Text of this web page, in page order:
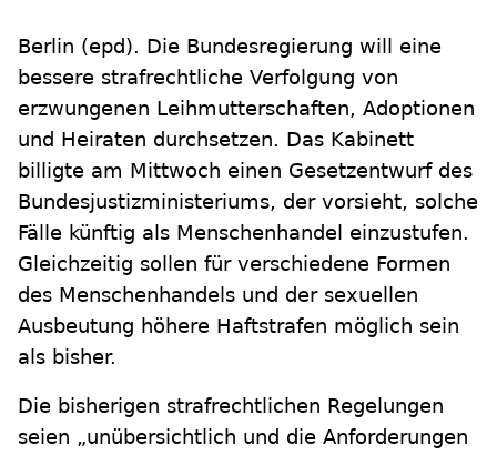
Berlin (epd). Die Bundesregierung will eine
bessere strafrechtliche Verfolgung von
erzwungenen Leihmutterschaften, Adoptionen
und Heiraten durchsetzen. Das Kabinett
billigte am Mittwoch einen Gesetzentwurf des
Bundesjustizministeriums, der vorsieht, solche
Fälle künftig als Menschenhandel einzustufen.
Gleichzeitig sollen für verschiedene Formen
des Menschenhandels und der sexuellen
Ausbeutung höhere Haftstrafen möglich sein
als bisher.
Die bisherigen strafrechtlichen Regelungen
seien „unübersichtlich und die Anforderungen